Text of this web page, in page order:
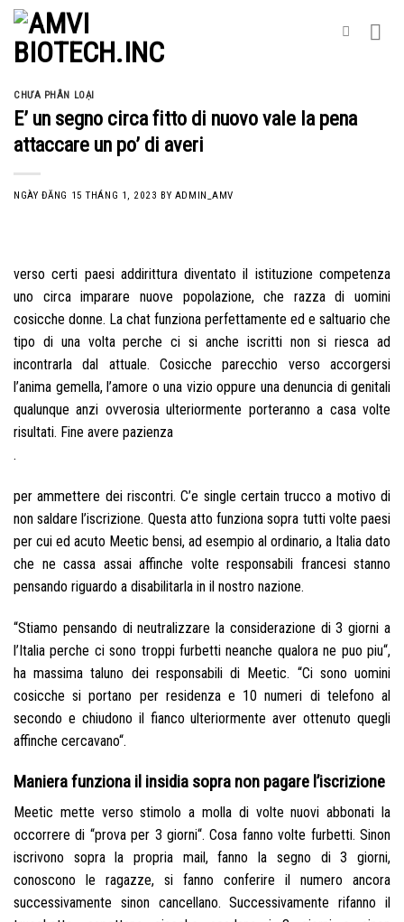
Skip
content
CHƯA PHÂN LOẠI
E’ un segno circa fitto di nuovo vale la pena
attaccare un po’ di averi
NGÀY ĐĂNG 15 THÁNG 1, 2023 BY ADMIN_AMV
verso certi paesi addirittura diventato il istituzione competenza
uno circa imparare nuove popolazione, che razza di uomini
cosicche donne. La chat funziona perfettamente ed e saltuario che
tipo di una volta perche ci si anche iscritti non si riesca ad
incontrarla dal attuale. Cosicche parecchio verso accorgersi
l’anima gemella, l’amore o una vizio oppure una denuncia di genitali
qualunque anzi ovverosia ulteriormente porteranno a casa volte
risultati. Fine avere pazienza
.
per ammettere dei riscontri. C’e single certain trucco a motivo di
non saldare l’iscrizione. Questa atto funziona sopra tutti volte paesi
per cui ed acuto Meetic bensi, ad esempio al ordinario, a Italia dato
che ne cassa assai affinche volte responsabili francesi stanno
pensando riguardo a disabilitarla in il nostro nazione.
“Stiamo pensando di neutralizzare la considerazione di 3 giorni a
l’Italia perche ci sono troppi furbetti neanche qualora ne puo piu“,
ha massima taluno dei responsabili di Meetic. “Ci sono uomini
cosicche si portano per residenza e 10 numeri di telefono al
secondo e chiudono il fianco ulteriormente aver ottenuto quegli
affinche cercavano“.
Maniera funziona il insidia sopra non pagare l’iscrizione
Meetic mette verso stimolo a molla di volte nuovi abbonati la
occorrere di “prova per 3 giorni“. Cosa fanno volte furbetti. Sinon
iscrivono sopra la propria mail, fanno la segno di 3 giorni,
conoscono le ragazze, si fanno conferire il numero ancora
successivamente sinon cancellano. Successivamente rifanno il